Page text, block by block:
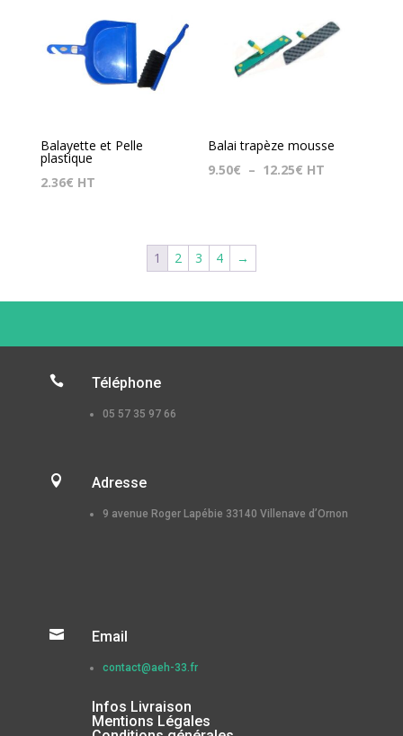
Balayette et Pelle
plastique
2.36€ HT
Balai trapèze mousse
9.50€ – 12.25€ Plage
HT
1 2 3 4 →
 Téléphone
05 57 35 97 66
 Adresse
9 avenue Roger Lapébie 33140 Villenave d’Ornon
 Email
contact@aeh-33.fr
Infos Livraison
Mentions Légales